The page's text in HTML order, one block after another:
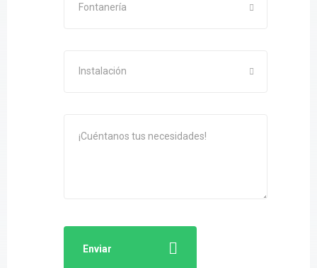
Fontanería
Instalación
Enviar